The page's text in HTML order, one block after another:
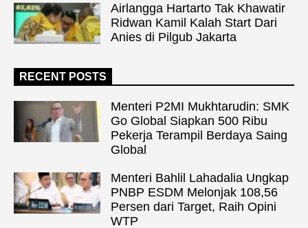
Airlangga Hartarto Tak Khawatir
Ridwan Kamil Kalah Start Dari
Anies di Pilgub Jakarta
RECENT POSTS
Menteri P2MI Mukhtarudin: SMK
Go Global Siapkan 500 Ribu
Pekerja Terampil Berdaya Saing
Global
Menteri Bahlil Lahadalia Ungkap
PNBP ESDM Melonjak 108,56
Persen dari Target, Raih Opini
WTP